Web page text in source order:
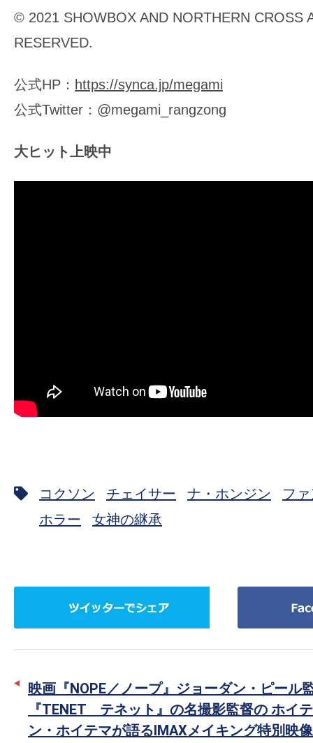
© 2021 SHOWBOX AND NORTHERN CROSS
RESERVED.
公式HP： https://synca.jp/megami
公式Twitter：@megami_rangzong
大ヒット上映中
コクソン チェイサー ナ・ホンジン
フ
ホラー
女神の継承
ー
映画『NOPE／ノープ』ジョーダン・ピール
『TENET テネット』の名撮影監督の ホイ
ン・ホイテマが語るIMAXメイキング特別映